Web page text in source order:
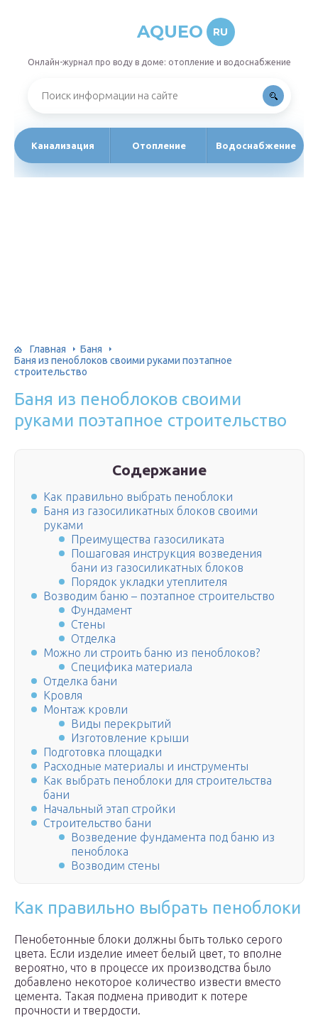
AQUEO RU
Онлайн-журнал про воду в доме: отопление и водоснабжение
Канализация Отопление Водоснабжение
Главная
Баня
Баня из пеноблоков своими руками поэтапное
строительство
Баня из пеноблоков своими
руками поэтапное строительство
Содержание
Как правильно выбрать пеноблоки
Баня из газосиликатных блоков своими
руками
Преимущества газосиликата
Пошаговая инструкция возведения
бани из газосиликатных блоков
Порядок укладки утеплителя
Возводим баню – поэтапное строительство
Фундамент
Стены
Отделка
Можно ли строить баню из пеноблоков?
Специфика материала
Отделка бани
Кровля
Монтаж кровли
Виды перекрытий
Изготовление крыши
Подготовка площадки
Расходные материалы и инструменты
Как выбрать пеноблоки для строительства
бани
Начальный этап стройки
Строительство бани
Возведение фундамента под баню из
пеноблока
Возводим стены
Как правильно выбрать пеноблоки
Пенобетонные блоки должны быть только серого
цвета. Если изделие имеет белый цвет, то вполне
вероятно, что в процессе их производства было
добавлено некоторое количество извести вместо
цемента. Такая подмена приводит к потере
прочности и твердости.